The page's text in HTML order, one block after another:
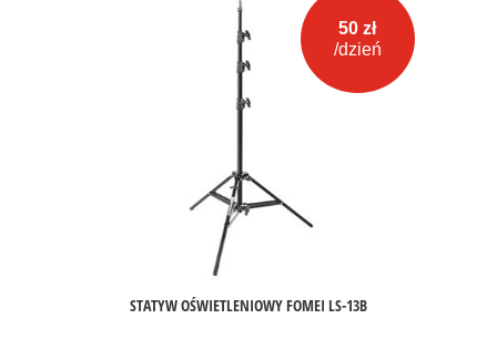
50 zł
/dzień
STATYW OŚWIETLENIOWY FOMEI LS-13B